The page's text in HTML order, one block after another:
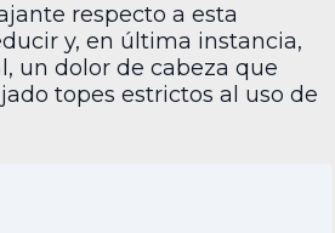
respecto a esta
y, en última instancia,
un dolor de cabeza que
topes estrictos al uso de